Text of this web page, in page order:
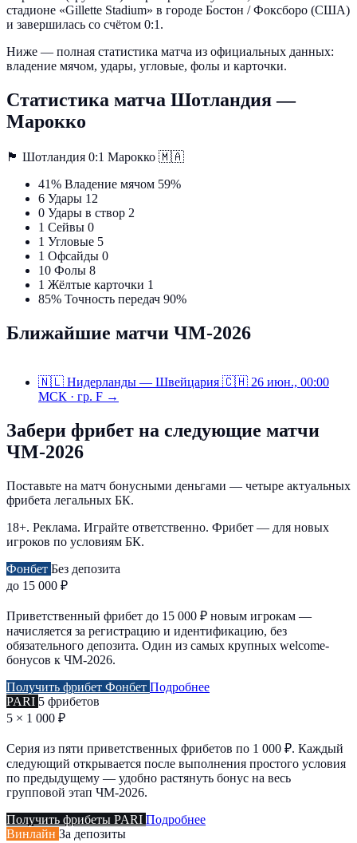
стадионе «Gillette Stadium» в городе Бостон / Фоксборо (США)
и завершилась со счётом 0:1.
Ниже — полная статистика матча из официальных данных:
владение мячом, удары, угловые, фолы и карточки.
Статистика матча Шотландия —
Марокко
🏴󠁧󠁢󠁳󠁣󠁴󠁿 Шотландия 0:1 Марокко 🇲🇦
41% Владение мячом 59%
6 Удары 12
0 Удары в створ 2
1 Сейвы 0
1 Угловые 5
1 Офсайды 0
10 Фолы 8
1 Жёлтые карточки 1
85% Точность передач 90%
Ближайшие матчи ЧМ-2026
🇳🇱 Нидерланды — Швейцария 🇨🇭 26 июн., 00:00
МСК · гр. F →
Забери фрибет на следующие матчи
ЧМ-2026
Поставьте на матч бонусными деньгами — четыре актуальных
фрибета легальных БК.
18+. Реклама. Играйте ответственно. Фрибет — для новых
игроков по условиям БК.
Фонбет Без депозита
до 15 000 ₽
Приветственный фрибет до 15 000 ₽ новым игрокам —
начисляется за регистрацию и идентификацию, без
обязательного депозита. Один из самых крупных welcome-
бонусов к ЧМ-2026.
Получить фрибет Фонбет Подробнее
PARI 5 фрибетов
5 × 1 000 ₽
Серия из пяти приветственных фрибетов по 1 000 ₽. Каждый
следующий открывается после выполнения простого условия
по предыдущему — удобно растянуть бонус на весь
групповой этап ЧМ-2026.
Получить фрибеты PARI Подробнее
Винлайн За депозиты